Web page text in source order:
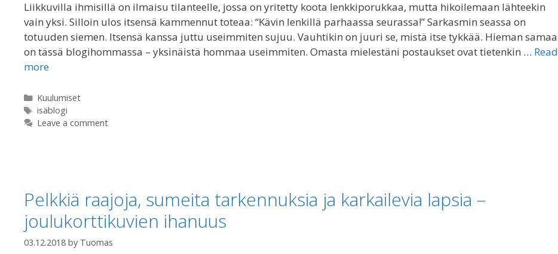
Liikkuvilla ihmisillä on ilmaisu tilanteelle, jossa on yritetty koota lenkkiporukkaa, mutta hikoilemaan lähteekin
vain yksi. Silloin ulos itsensä kammennut toteaa: “Kävin lenkillä parhaassa seurassa!” Sarkasmin seassa on
totuuden siemen. Itsensä kanssa juttu useimmiten sujuu. Vauhtikin on juuri se, mistä itse tykkää. Hieman samaa
on tässä blogihommassa – yksinäistä hommaa useimmiten. Omasta mielestäni postaukset ovat tietenkin … Read
more
Categories
Kuulumiset
Tags
isäblogi
Leave a comment
Pelkkiä raajoja, sumeita tarkennuksia ja karkailevia lapsia –
joulukorttikuvien ihanuus
03.12.2018 by Tuomas